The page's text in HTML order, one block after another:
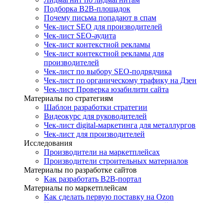
Подборка B2B-площадок
Почему письма попадают в спам
Чек-лист SEO для производителей
Чек-лист SEO-аудита
Чек-лист контекстной рекламы
Чек-лист контекстной рекламы для
производителей
Чек-лист по выбору SEO-подрядчика
Чек-лист по органическому трафику на Дзен
Чек-лист Проверка юзабилити сайта
Материалы по стратегиям
Шаблон разработки стратегии
Видеокурс для руководителей
Чек-лист digital-маркетинга для металлургов
Чек-лист для производителей
Исследования
Производители на маркетплейсах
Производители строительных материалов
Материалы по разработке сайтов
Как разработать B2B-портал
Материалы по маркетплейсам
Как сделать первую поставку на Ozon